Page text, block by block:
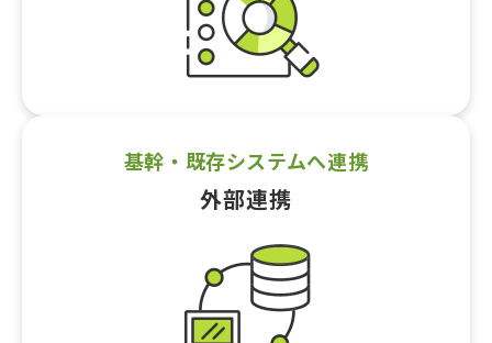
基幹・既存システムへ連携
外部連携